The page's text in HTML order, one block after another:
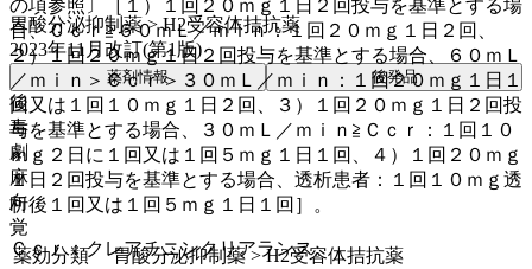
の項参照〕［１）１回２０ｍｇ１日２回投与を基準とする場
合、Ｃｃｒ≧６０ｍＬ／ｍｉｎ：１回２０ｍｇ１日２回、
２）１回２０ｍｇ１日２回投与を基準とする場合、６０ｍＬ
／ｍｉｎ＞Ｃｃｒ＞３０ｍＬ／ｍｉｎ：１回２０ｍｇ１日１
回又は１回１０ｍｇ１日２回、３）１回２０ｍｇ１日２回投
与を基準とする場合、３０ｍＬ／ｍｉｎ≧Ｃｃｒ：１回１０
ｍｇ２日に１回又は１回５ｍｇ１日１回、４）１回２０ｍｇ
１日２回投与を基準とする場合、透析患者：１回１０ｍｇ透
析後１回又は１回５ｍｇ１日１回］。
Ｃｃｒ：クレアチニンクリアランス。
胃酸分泌抑制薬 > H2受容体拮抗薬
2023年11月改訂(第1版)
薬剤情報 後発品
後
毒
劇
麻
向
覚
薬効分類
胃酸分泌抑制薬 > H2受容体拮抗薬